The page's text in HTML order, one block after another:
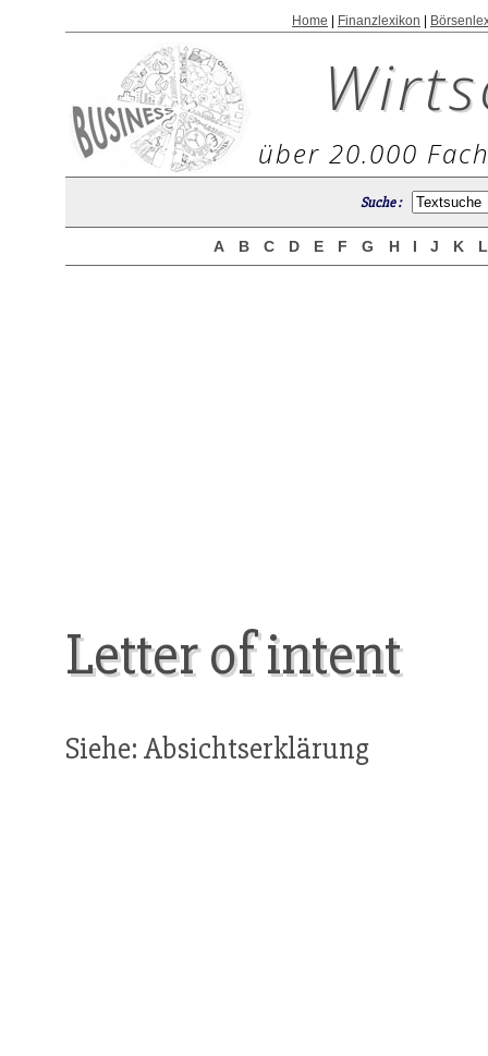
Home Finanzlexikon
über 20.000
Suche :
A B C D E F G H I J K
Letter of intent
Siehe: Absichtserklärung